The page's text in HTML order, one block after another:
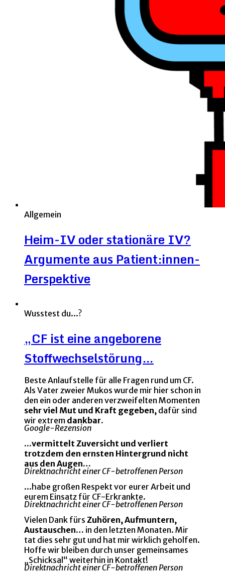
Allgemein
Heim-IV oder stationäre IV?
Argumente aus Patient:innen-
Perspektive
Wusstest du...?
„CF ist eine angeborene
Stoffwechselstörung…
Beste Anlaufstelle für alle Fragen rund um CF.
Als Vater zweier Mukos wurde mir hier schon in
den ein oder anderen verzweifelten Momenten
sehr viel Mut und Kraft gegeben, dafür sind
wir extrem dankbar.
Google-Rezension
...vermittelt Zuversicht und verliert
trotzdem den ernsten Hintergrund nicht
aus den Augen…
Direktnachricht einer CF-betroffenen Person
...habe großen Respekt vor eurer Arbeit und
eurem Einsatz für CF-Erkrankte.
Direktnachricht einer CF-betroffenen Person
Vielen Dank fürs Zuhören, Aufmuntern,
Austauschen… in den letzten Monaten. Mir
tat dies sehr gut und hat mir wirklich geholfen.
Hoffe wir bleiben durch unser gemeinsames
„Schicksal“ weiterhin in Kontakt!
Direktnachricht einer CF-betroffenen Person